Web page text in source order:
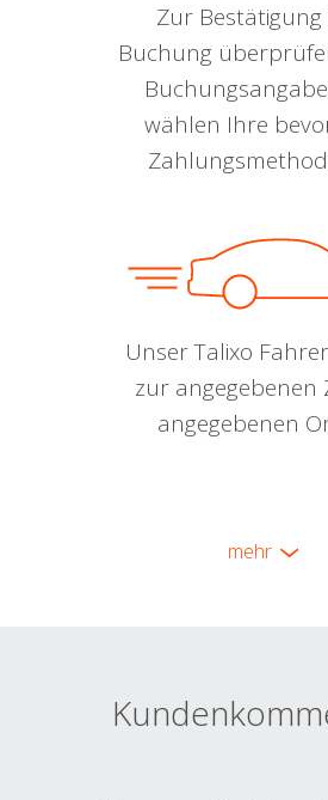
Zur
Buchung
wählen Ihre
Unser Talixo
zur angegebenen
angegebenen
mehr